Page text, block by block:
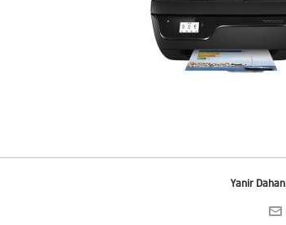
Yanir Dahan